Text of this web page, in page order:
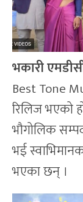
भकारी
Best Tone
रिलिज भएको
भौगोलिक
भई
भएका छन् ।